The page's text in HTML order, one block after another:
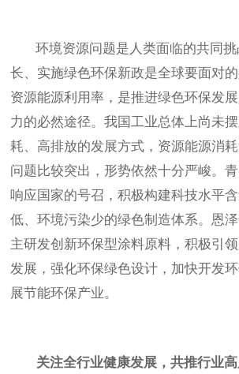
环境资源问题是人类面临的共同
长、实施绿色环保新政是全球要面对
资源能源利用率，是推进绿色环保发
力的必然途径。我国工业总体上尚未
耗、高排放的发展方式，资源能源消
问题比较突出，形势依然十分严峻。
响应国家的号召，积极构建科技水平
低、环境污染少的绿色制造体系。恩
主研发创新环保型涂料原料，积极引
发展，强化环保绿色设计，加快开发
展节能环保产业。
关注全行业健康发展， 共推行业